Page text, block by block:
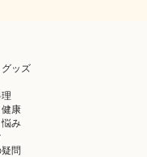
ッズ
康
み
問